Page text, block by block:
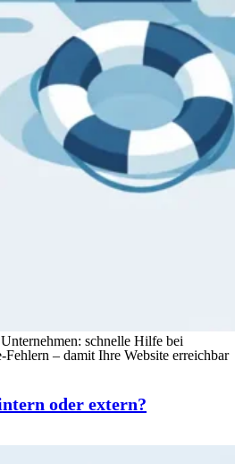
schnelle Hilfe bei
– damit Ihre Website erreichbar
oder extern?